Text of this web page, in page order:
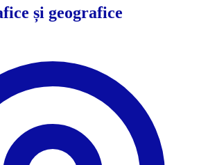
și geografice